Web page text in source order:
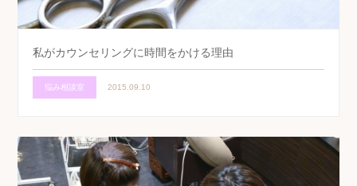
私がカウンセリングに時間をかける理由
悩み相談室 2015.09.10